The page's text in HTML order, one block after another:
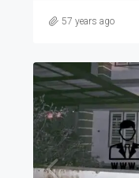
57 years ago